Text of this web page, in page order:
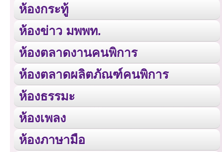
ห้องกระทู้
ห้องข่าว มพพท.
ห้องตลาดงานคนพิการ
ห้องตลาดผลิตภัณฑ์คนพิการ
ห้องธรรมะ
ห้องเพลง
ห้องภาษามือ